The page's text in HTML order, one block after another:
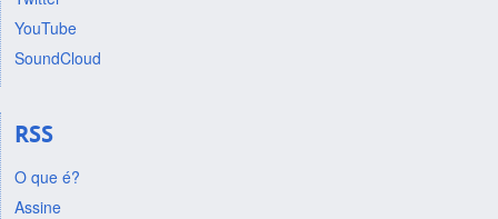
YouTube
SoundCloud
RSS
O que é?
Assine